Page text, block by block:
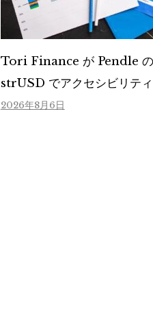
Tori Finance が Pendle
strUSD でアクセシビリテ
2026年8月6日